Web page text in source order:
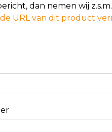
dan nemen wij
URL van dit product